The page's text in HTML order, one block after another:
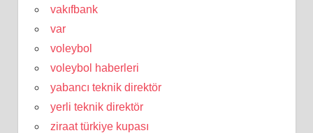
vakıfbank
var
voleybol
voleybol haberleri
yabancı teknik direktör
yerli teknik direktör
ziraat türkiye kupası